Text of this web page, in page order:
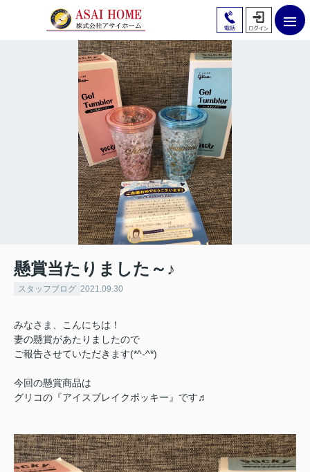
懸賞当たりました～♪
スタッフブログ 2021.09.30
みなさま、こんにちは！
妻の懸賞があたりましたので
ご報告させていただきます(*^-^*)
今回の懸賞商品は
グリコの『アイスブレイクポッキー』です♬